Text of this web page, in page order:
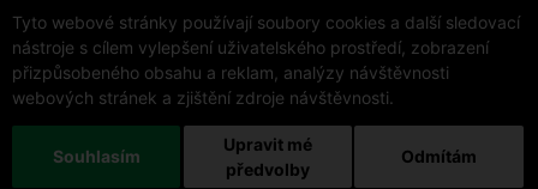
Tyto webové stránky používají soubory cookies a další sledovací
nástroje s cílem vylepšení uživatelského prostředí, zobrazení
přizpůsobeného obsahu a reklam, analýzy návštěvnosti
webových stránek a zjištění zdroje návštěvnosti.
Souhlasím Odmítám
Upravit mé
předvolby
This site is protected by reCAPTCHA and the Google
Privacy Policy
and
apply.
Změnit nastavení cookies